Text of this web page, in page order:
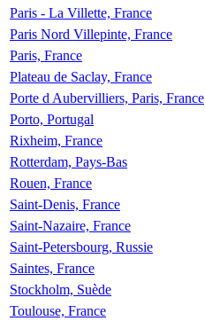
Paris - La Villette, France
Paris Nord Villepinte, France
Paris, France
Plateau de Saclay, France
Porte d Aubervilliers, Paris, France
Porto, Portugal
Rixheim, France
Rotterdam, Pays-Bas
Rouen, France
Saint-Denis, France
Saint-Nazaire, France
Saint-Petersbourg, Russie
Saintes, France
Stockholm, Suède
Toulouse, France